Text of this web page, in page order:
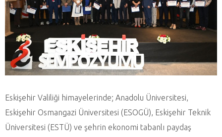
Eskişehir Valiliği himayelerinde; Anadolu Üniversitesi,
Eskişehir Osmangazi Üniversitesi (ESOGÜ), Eskişehir Teknik
Üniversitesi (ESTÜ) ve şehrin ekonomi tabanlı paydaş